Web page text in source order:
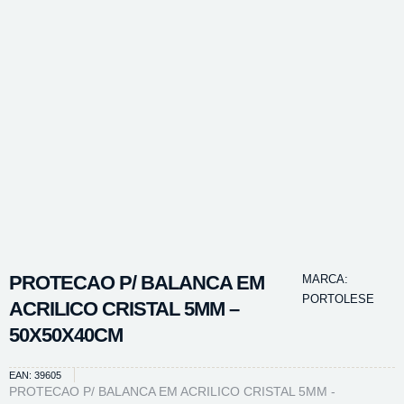
PROTECAO P/ BALANCA EM
ACRILICO CRISTAL 5MM –
50X50X40CM
MARCA:
PORTOLESE
EAN: 39605
PROTECAO P/ BALANCA EM ACRILICO CRISTAL 5MM -